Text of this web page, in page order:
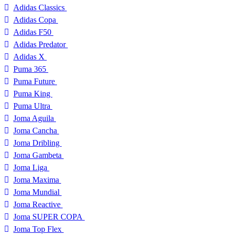
Adidas Classics
Adidas Copa
Adidas F50
Adidas Predator
Adidas X
Puma 365
Puma Future
Puma King
Puma Ultra
Joma Aguila
Joma Cancha
Joma Dribling
Joma Gambeta
Joma Liga
Joma Maxima
Joma Mundial
Joma Reactive
Joma SUPER COPA
Joma Top Flex